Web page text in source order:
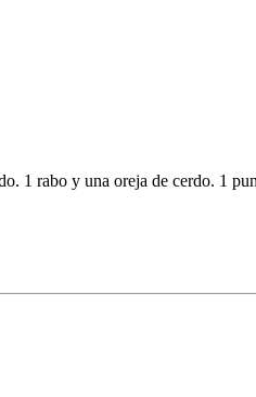
1 rabo y una oreja de cerdo. 1